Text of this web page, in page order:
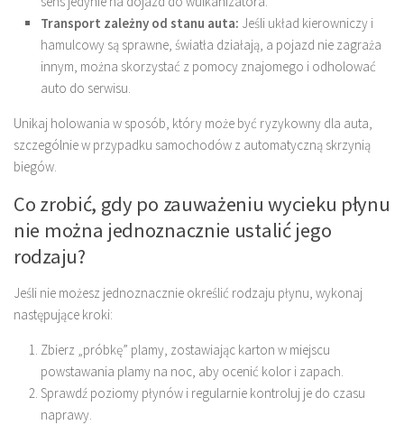
Transport zależny od stanu auta: Jeśli układ kierowniczy i
hamulcowy są sprawne, światła działają, a pojazd nie zagraża
innym, można skorzystać z pomocy znajomego i odholować
auto do serwisu.
Unikaj holowania w sposób, który może być ryzykowny dla auta,
szczególnie w przypadku samochodów z automatyczną skrzynią
biegów.
Co zrobić, gdy po zauważeniu wycieku płynu
nie można jednoznacznie ustalić jego
rodzaju?
Jeśli nie możesz jednoznacznie określić rodzaju płynu, wykonaj
następujące kroki:
Zbierz „próbkę” plamy, zostawiając karton w miejscu
powstawania plamy na noc, aby ocenić kolor i zapach.
Sprawdź poziomy płynów i regularnie kontroluj je do czasu
naprawy.